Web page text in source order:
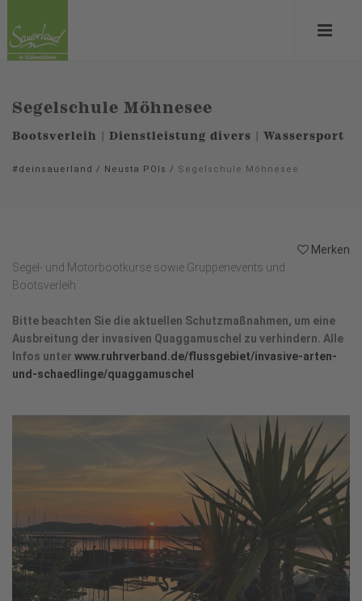
Segelschule Möhnesee
Bootsverleih | Dienstleistung divers | Wassersport
#deinsauerland / Neusta POIs / Segelschule Möhnesee
Merken
Segel- und Motorbootkurse sowie Gruppenevents und
Bootsverleih
Bitte beachten Sie die aktuellen Schutzmaßnahmen, um eine
Ausbreitung der invasiven Quaggamuschel zu verhindern. Alle
Infos unter www.ruhrverband.de/flussgebiet/invasive-arten-
und-schaedlinge/quaggamuschel